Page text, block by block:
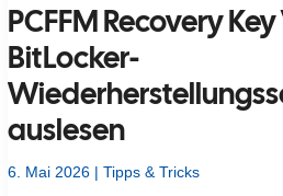
PCFFM Recovery
BitLocker-
auslesen
6. Mai 2026 |Tipps & Tricks